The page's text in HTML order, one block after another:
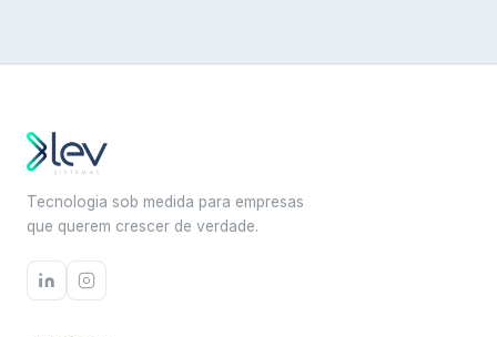
Tecnologia sob medida para empresas
que querem crescer de verdade.